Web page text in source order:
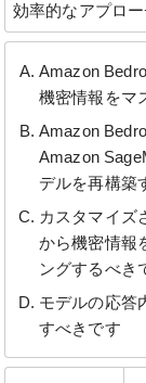
効率的なアプロ
Amazon
機密情報をマ
Amazon
Amazon
デルを再構築
カスタマイズ
から機密情報
ングするべき
モデルの応答
すべきです